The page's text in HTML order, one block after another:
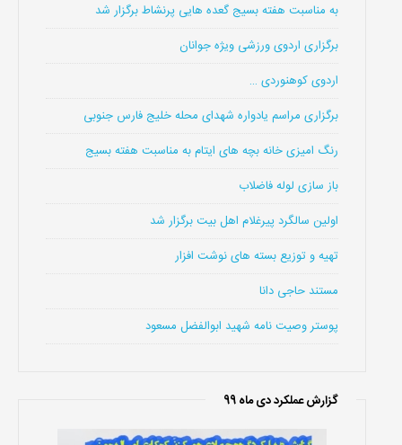
به مناسبت هفته بسیج گعده هایی پرنشاط برگزار شد
برگزاری اردوی ورزشی ویژه جوانان
اردوی کوهنوردی …
برگزاری مراسم یادواره شهدای محله خلیج فارس جنوبی
رنگ امیزی خانه بچه های ایتام به مناسبت هفته بسیج
باز سازی لوله فاضلاب
اولین سالگرد پیرغلام اهل بیت برگزار شد
تهیه و توزیع بسته های نوشت افزار
مستند حاجی دانا
پوستر وصیت نامه شهید ابوالفضل مسعود
گزارش عملکرد دی ماه 99